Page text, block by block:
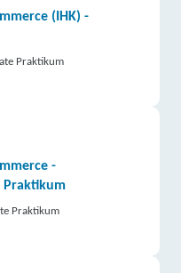
(IHK) -
Praktikum
-
Praktikum
Praktikum